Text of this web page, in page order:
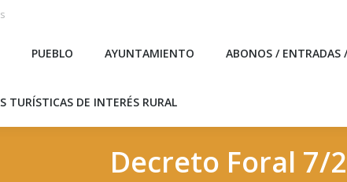
PUEBLO AYUNTAMIENTO ABONOS / ENTRADAS
TURÍSTICAS DE INTERÉS RURAL
Decreto Foral 7/
ABONOS /